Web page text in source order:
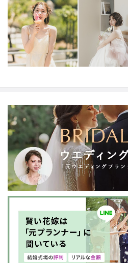
に寄り添い、それぞれに合
だきます。一日二組限定の
たりとお過ごしいただき、
きます。結婚式当日を担当
結婚式と同じおもてなしの
は人生で一番輝く結婚式と
たします。